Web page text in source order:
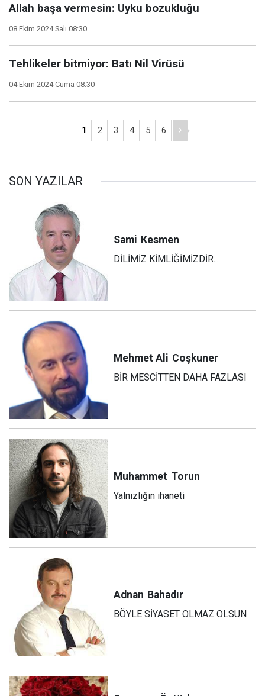
Allah başa vermesin: Uyku bozukluğu
08 Ekim 2024 Salı 08:30
Tehlikeler bitmiyor: Batı Nil Virüsü
04 Ekim 2024 Cuma 08:30
1 2 3 4 5 6
SON YAZILAR
Sami Kesmen
DİLİMİZ KİMLİĞİMİZDİR...
Mehmet Ali Coşkuner
BİR MESCİTTEN DAHA FAZLASI
Muhammet Torun
Yalnızlığın ihaneti
Adnan Bahadır
BÖYLE SİYASET OLMAZ OLSUN